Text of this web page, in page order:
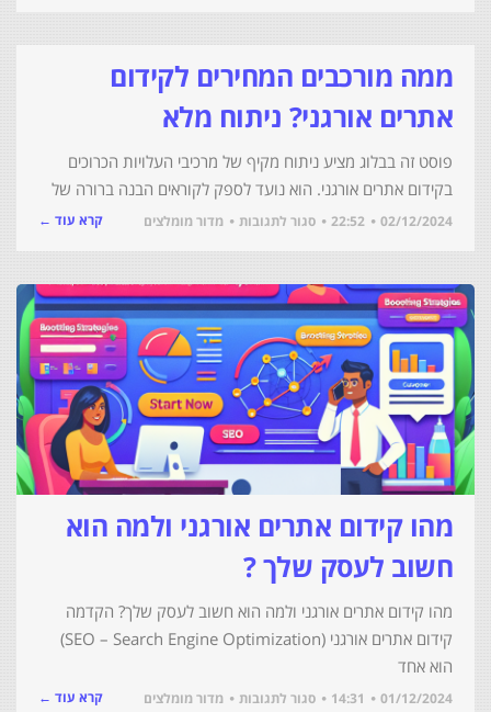
ממה מורכבים המחירים לקידום
אתרים אורגני? ניתוח מלא
פוסט זה בבלוג מציע ניתוח מקיף של מרכיבי העלויות הכרוכים
בקידום אתרים אורגני. הוא נועד לספק לקוראים הבנה ברורה של
02/12/2024
22:52 סגור לתגובות מדור מומלצים קרא עוד ←
מהו קידום אתרים אורגני ולמה הוא
חשוב לעסק שלך ?
מהו קידום אתרים אורגני ולמה הוא חשוב לעסק שלך? הקדמה
קידום אתרים אורגני (SEO – Search Engine Optimization)
הוא אחד
01/12/2024
14:31 סגור לתגובות מדור מומלצים קרא עוד ←